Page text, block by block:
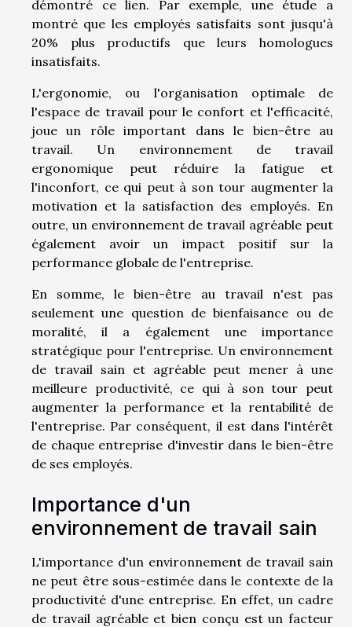
démontré ce lien. Par exemple, une étude a
montré que les employés satisfaits sont jusqu'à
20% plus productifs que leurs homologues
insatisfaits.
L'ergonomie, ou l'organisation optimale de
l'espace de travail pour le confort et l'efficacité,
joue un rôle important dans le bien-être au
travail. Un environnement de travail
ergonomique peut réduire la fatigue et
l'inconfort, ce qui peut à son tour augmenter la
motivation et la satisfaction des employés. En
outre, un environnement de travail agréable peut
également avoir un impact positif sur la
performance globale de l'entreprise.
En somme, le bien-être au travail n'est pas
seulement une question de bienfaisance ou de
moralité, il a également une importance
stratégique pour l'entreprise. Un environnement
de travail sain et agréable peut mener à une
meilleure productivité, ce qui à son tour peut
augmenter la performance et la rentabilité de
l'entreprise. Par conséquent, il est dans l'intérêt
de chaque entreprise d'investir dans le bien-être
de ses employés.
Importance d'un
environnement de travail sain
L'importance d'un environnement de travail sain
ne peut être sous-estimée dans le contexte de la
productivité d'une entreprise. En effet, un cadre
de travail agréable et bien conçu est un facteur